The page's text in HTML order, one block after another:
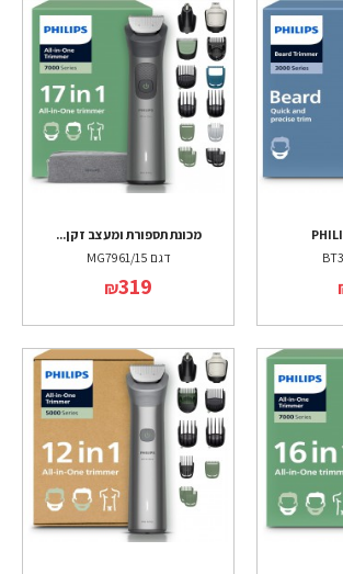
מכונת תספורת ומעצב זקן...
דגם MG7961/15
₪319